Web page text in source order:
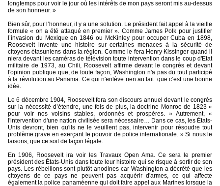
longtemps pour voir le jour où les intérêts de mon pays seront mis au-dessus
de son honneur. »
Bien sûr, pour l’honneur, il y a une solution. Le président fait appel à la vieille
formule « on a été attaqué en premier ». Comme James Polk pour justifier
l’invasion du Mexique en 1846 ou McKinley pour occuper Cuba en 1898,
Roosevelt invente une histoire sur certaines menaces à la sécurité de
citoyens étasuniens dans la région. Comme le fera Henry Kissinger quand il
niera devant les caméras de télévision toute intervention dans le coup d'Etat
militaire de 1973, au Chili, Roosevelt affirme devant le congrès et devant
l'opinion publique que, de toute façon, Washington n'a pas du tout participé
à la révolution au Panama. Ce qui n'enlève rien au fait que c’est une bonne
idée.
Le 6 décembre 1904, Roosevelt fera son discours annuel devant le congrès
sur la nécessité d’étendre, une fois de plus, la doctrine Monroe de 1823 «
pour voir nos voisins stables, ordonnés et prospères. » Autrement, «
l'intervention d'une nation civilisée sera nécessaire… Dans ce cas, les États-
Unis devront, bien qu'ils ne le veuillent pas, intervenir pour résoudre tout
problème grave en exerçant le pouvoir de police internationale. » Si nous le
faisons, que ce soit de façon légale.
En 1906, Roosevelt ira voir les Travaux Open Ama. Ce sera le premier
président des États-Unis dans toute leur histoire qui se risque à sortir de son
pays. Les rébellions sont plutôt anodines car Washington a décrété que les
citoyens de ce pays ne peuvent pas acquérir d'armes, ce qui affecte
également la police panaméenne qui doit faire appel aux Marines lorsque la